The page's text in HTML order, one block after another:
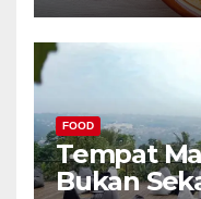
FOOD
Tempat
Bukan